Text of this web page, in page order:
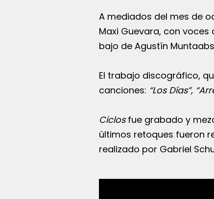
A mediados del mes de
Maxi Guevara, con voces
bajo de Agustín
El trabajo discográfico,
canciones: “Los Días”,
Ciclosfue grabado y
últimos retoques fueron
realizado por Gabriel